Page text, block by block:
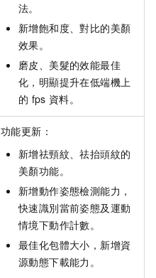
法。
新增飽和度、對比的美顏
效果。
磨皮、美髮的效能最佳
化，明顯提升在低端機上
的 fps 資料。
功能更新：
新增祛頸紋、祛抬頭紋的
美顏功能。
新增動作姿態檢測能力，
快速識別當前姿態及運動
情境下動作計數。
最佳化包體大小，新增資
源動態下載能力。